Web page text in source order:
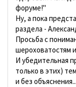
форуме!"
Ну, а пока
раздела -
Просьба с
шероховатостям
И убедительная
только в этих)
и без объяснения...